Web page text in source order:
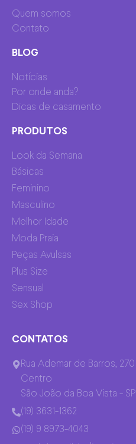
Quem somos
Contato
BLOG
Notícias
Por onde anda?
Dicas de casamento
PRODUTOS
Look da Semana
Básicas
Feminino
Masculino
Melhor Idade
Moda Praia
Peças Avulsas
Plus Size
Sensual
Sex Shop
CONTATOS
Rua Ademar de Barros, 270
Centro
São João da Boa Vista - SP
(19) 3631-1362
(19) 9 8973-4043